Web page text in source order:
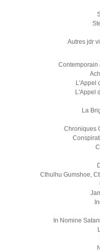
Autres jdr
Contemporain
L'Appel
L'Appel
La
Chroniques
Cthulhu Gumshoe,
In Nomine